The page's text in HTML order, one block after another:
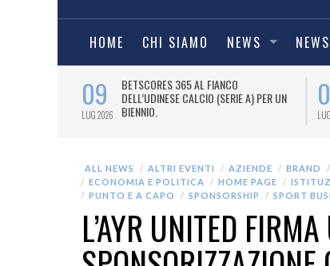
HOME CHI SIAMO NEWS
09
LUG 2026
BETSCORES 365 AL FIANCO
DELL’UDINESE CALCIO (SERIE A) PER UN
BIENNIO.
ALL NEWS ALTRI EVENTI AZIENDE BRAND
ECONOMIA E POLITICA
HOME PAGE
PUNTO E A CAPO
SPONSORSHIP SPORT
L’AYR UNITED